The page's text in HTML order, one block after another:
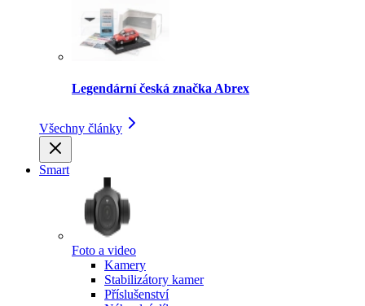
Legendární česká značka Abrex
Všechny články
Smart
Foto a video
Kamery
Stabilizátory kamer
Příslušenství